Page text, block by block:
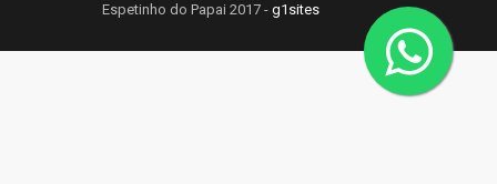
Espetinho do Papai 2017 - g1sites